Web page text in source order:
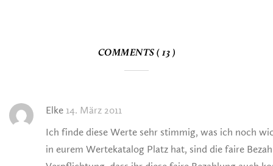
COMMENTS ( 13 )
Elke 14. März 2011
Ich finde diese Werte sehr stimmig, was ich noch
in eurem Wertekatalog Platz hat, sind die faire